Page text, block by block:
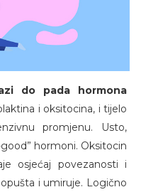
do pada hormona
i oksitocina, i tijelo
promjenu. Usto,
hormoni. Oksitocin
osjećaj povezanosti i
i umiruje. Logično